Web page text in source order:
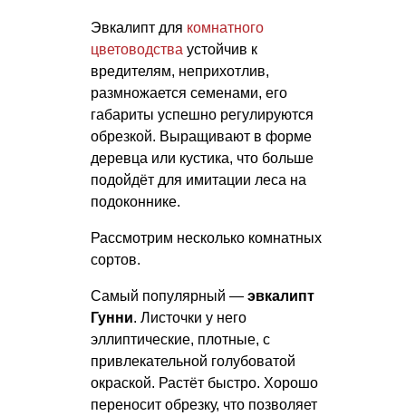
Эвкалипт для комнатного
цветоводства устойчив к
вредителям, неприхотлив,
размножается семенами, его
габариты успешно регулируются
обрезкой. Выращивают в форме
деревца или кустика, что больше
подойдёт для имитации леса на
подоконнике.
Рассмотрим несколько комнатных
сортов.
Самый популярный — эвкалипт
Гунни. Листочки у него
эллиптические, плотные, с
привлекательной голубоватой
окраской. Растёт быстро. Хорошо
переносит обрезку, что позволяет